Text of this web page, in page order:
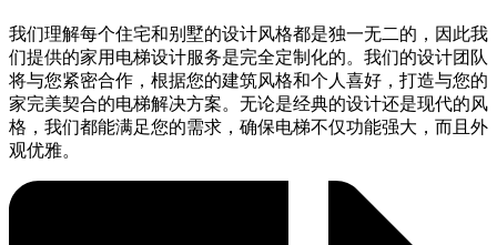
我们理解每个住宅和别墅的设计风格都是独一无二的，因此我
们提供的家用电梯设计服务是完全定制化的。我们的设计团队
将与您紧密合作，根据您的建筑风格和个人喜好，打造与您的
家完美契合的电梯解决方案。无论是经典的设计还是现代的风
格，我们都能满足您的需求，确保电梯不仅功能强大，而且外
观优雅。